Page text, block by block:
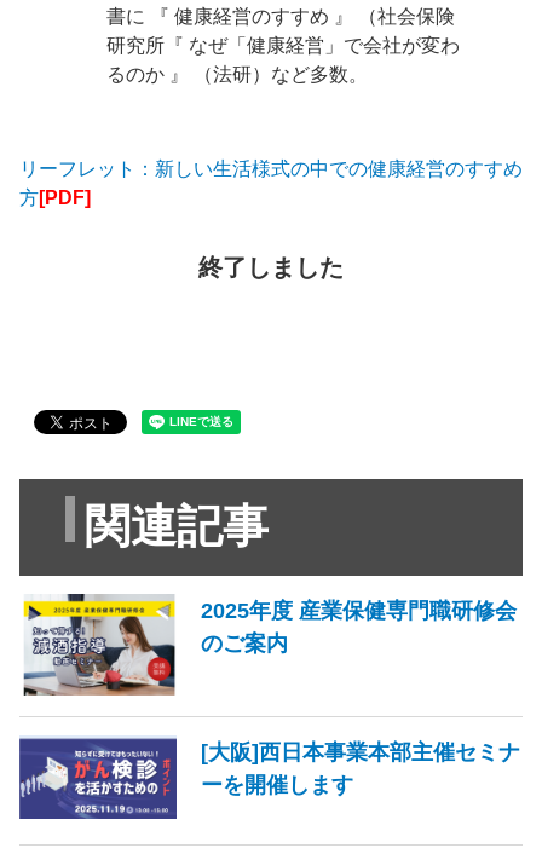
書に 『 健康経営のすすめ 』 （社会保険
研究所『 なぜ「健康経営」で会社が変わ
るのか 』 （法研）など多数。
リーフレット：新しい生活様式の中での健康経営のすすめ
方[PDF]
終了しました
関連記事
2025年度 産業保健専門職研修会
のご案内
[大阪]西日本事業本部主催セミナ
ーを開催します